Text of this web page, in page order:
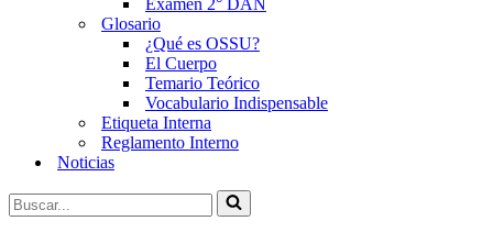
Examen 2° DAN
Glosario
¿Qué es OSSU?
El Cuerpo
Temario Teórico
Vocabulario Indispensable
Etiqueta Interna
Reglamento Interno
Noticias
Buscar...